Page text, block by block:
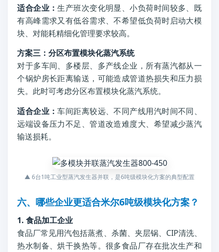
适合企业：生产班次变化明显、小负荷时间较多、既
有高峰需求又有低谷需求、不希望低负荷时启动大模
块、对能耗精细化管理要求较高。
方案三：分区布置模块化蒸汽系统
对于多车间、多楼层、多产线企业，所有蒸汽都从一
个锅炉房长距离输送，可能造成管道热损失和压力损
失。此时可考虑分区布置模块化蒸汽系统。
适合企业：车间距离较远、不同产线用汽时间不同、
远端设备压力不足、管道改造难度大、希望减少蒸汽
输送损耗。
▲ 6台1吨工业型蒸汽发生器并联，是6吨级模块化方案的典型配置
六、哪些企业更适合米尔6吨级模块化方案？
1. 食品加工企业
食品厂常见用汽包括蒸煮、杀菌、夹层锅、CIP清洗、
热水制备、烘干换热等。很多食品厂存在批次生产和